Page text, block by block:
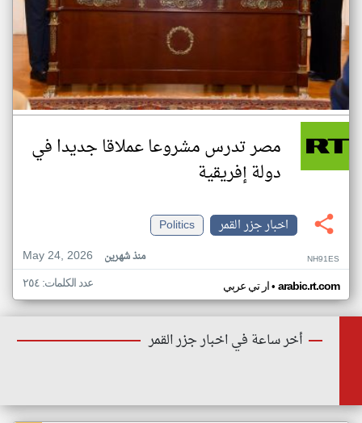
مصر تدرس مشروعا عملاقا جديدا في
دولة إفريقية
اخبار جزر القمر
Politics
May 24, 2026
منذ شهرين NH91ES
ار تي عربي• arabic.rt.com عدد الكلمات: ٢٥٤
أخر ساعة في اخبار جزر القمر